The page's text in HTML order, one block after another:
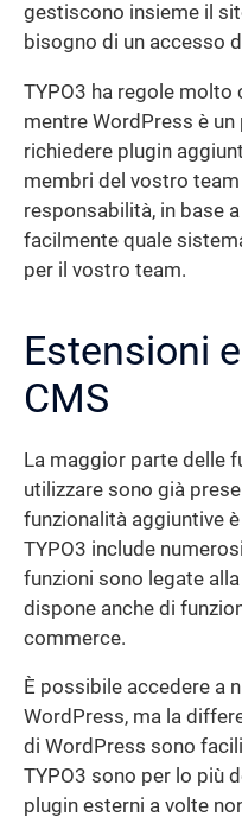
gestiscono insieme il
bisogno di un accesso
TYPO3 ha regole
mentre WordPress è
richiedere plugin
membri del vostro
responsabilità, in base
facilmente quale
per il vostro team.
Estensioni
CMS
La maggior parte delle
utilizzare sono già
funzionalità aggiuntive
TYPO3 include
funzioni sono legate
dispone anche di
commerce.
È possibile accedere a
WordPress, ma la
di WordPress sono
TYPO3 sono per lo più
plugin esterni a volte